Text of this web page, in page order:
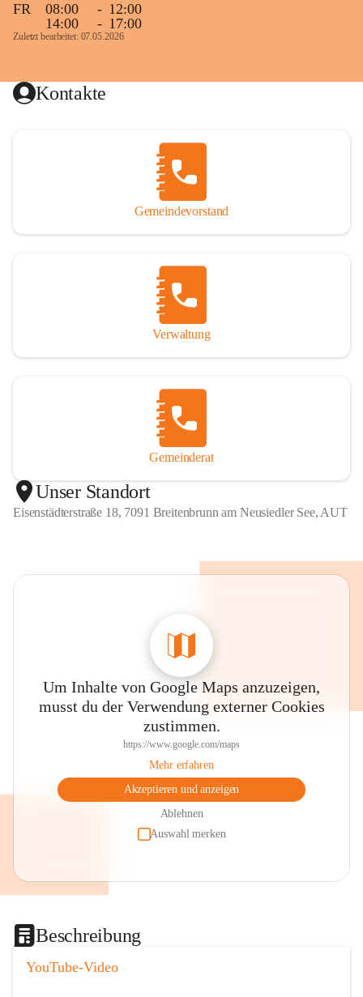
FR
08:00 - 12:00
14:00
- 17:00
Zuletzt bearbeitet: 07.05.2026
Kontakte
Gemeindevorstand
Verwaltung
Gemeinderat
Unser Standort
Eisenstädterstraße 18, 7091 Breitenbrunn am Neusiedler See, AUT
Um Inhalte von Google Maps anzuzeigen,
musst du der Verwendung externer Cookies
zustimmen.
https://www.google.com/maps
Mehr erfahren
Akzeptieren und anzeigen
Ablehnen
Auswahl merken
Beschreibung
YouTube-Video